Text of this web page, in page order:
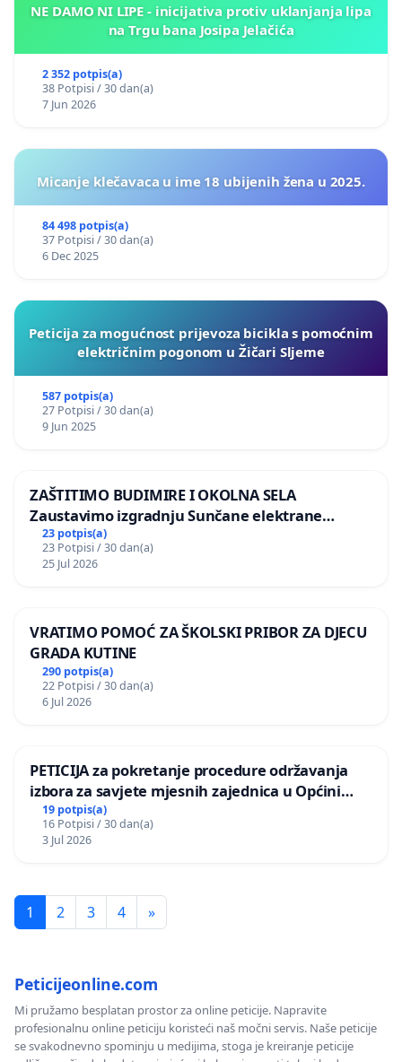
NE DAMO NI LIPE - inicijativa protiv uklanjanja lipa
na Trgu bana Josipa Jelačića
2 352 potpis(a)
38 Potpisi / 30 dan(a)
7 Jun 2026
Micanje klečavaca u ime 18 ubijenih žena u 2025.
84 498 potpis(a)
37 Potpisi / 30 dan(a)
6 Dec 2025
Peticija za mogućnost prijevoza bicikla s pomoćnim
električnim pogonom u Žičari Sljeme
587 potpis(a)
27 Potpisi / 30 dan(a)
9 Jun 2025
ZAŠTITIMO BUDIMIRE I OKOLNA SELA
Zaustavimo izgradnju Sunčane elektrane
Vedrine na području Ugljana
23 potpis(a)
23 Potpisi / 30 dan(a)
25 Jul 2026
VRATIMO POMOĆ ZA ŠKOLSKI PRIBOR ZA DJECU
GRADA KUTINE
290 potpis(a)
22 Potpisi / 30 dan(a)
6 Jul 2026
PETICIJA za pokretanje procedure održavanja
izbora za savjete mjesnih zajednica u Općini
Bugojno
19 potpis(a)
16 Potpisi / 30 dan(a)
3 Jul 2026
1 2 3 4 »
Peticijeonline.com
Mi pružamo besplatan prostor za online peticije. Napravite
profesionalnu online peticiju koristeći naš močni servis. Naše peticije
se svakodnevno spominju u medijima, stoga je kreiranje peticije